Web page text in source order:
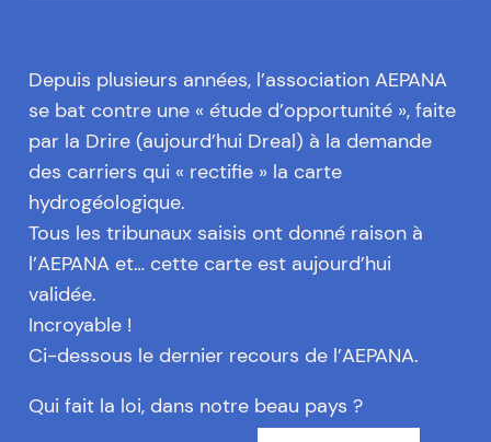
Depuis plusieurs années, l’association AEPANA
se bat contre une « étude d’opportunité », faite
par la Drire (aujourd’hui Dreal) à la demande
des carriers qui « rectifie » la carte
hydrogéologique.
Tous les tribunaux saisis ont donné raison à
l’AEPANA et… cette carte est aujourd’hui
validée.
Incroyable !
Ci-dessous le dernier recours de l’AEPANA.
Qui fait la loi, dans notre beau pays ?